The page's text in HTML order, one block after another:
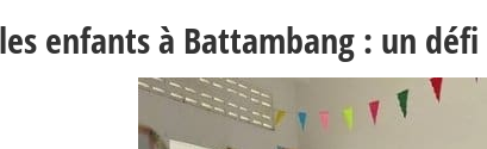
enfants à Battambang : un